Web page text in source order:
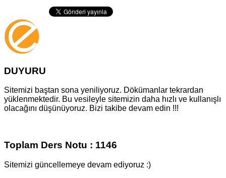
DUYURU
Sitemizi baştan sona yeniliyoruz. Dökümanlar tekrardan
yüklenmektedir. Bu vesileyle sitemizin daha hızlı ve kullanışlı
olacağını düşünüyoruz. Bizi takibe devam edin !!!
Toplam Ders Notu : 1146
Sitemizi güncellemeye devam ediyoruz :)